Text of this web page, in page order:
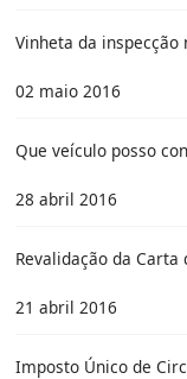
Vinheta da
02 maio 2016
Que veículo posso
28 abril 2016
Revalidação da Carta
21 abril 2016
Imposto Único de